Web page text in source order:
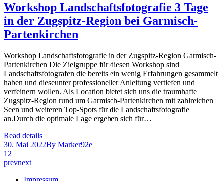
Workshop Landschaftsfotografie 3 Tage
in der Zugspitz-Region bei Garmisch-
Partenkirchen
Workshop Landschaftsfotografie in der Zugspitz-Region Garmisch-
Partenkirchen Die Zielgruppe für diesen Workshop sind
Landschaftsfotografen die bereits ein wenig Erfahrungen gesammelt
haben und dieseunter professioneller Anleitung vertiefen und
verfeinern wollen. Als Location bietet sich uns die traumhafte
Zugspitz-Region rund um Garmisch-Partenkirchen mit zahlreichen
Seen und weiteren Top-Spots für die Landschaftsfotografie
an.Durch die optimale Lage ergeben sich für…
Read details
30. Mai 2022By Marker92e
1 2
prevnext
Impressum